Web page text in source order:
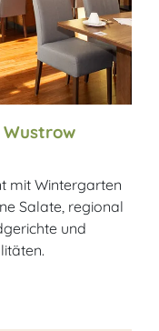
mit Wintergarten
Salate, regional
und